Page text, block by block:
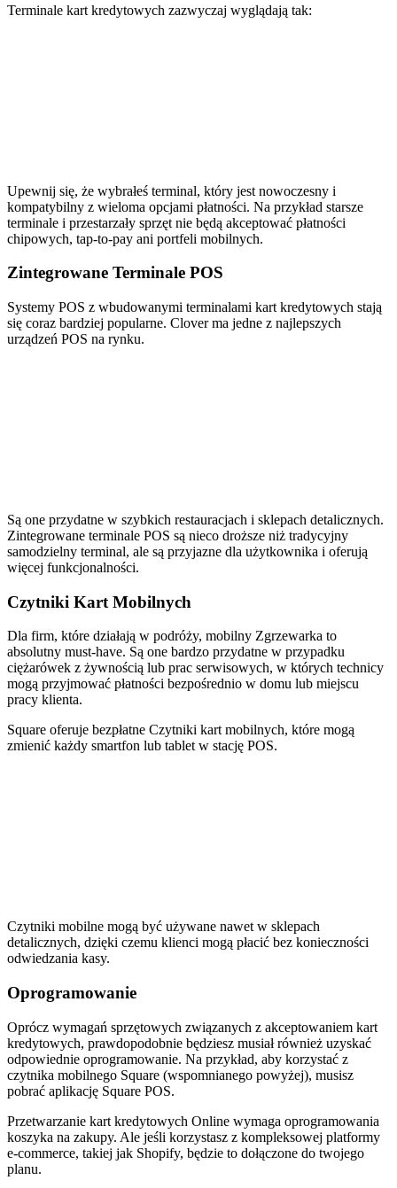
Terminale kart kredytowych zazwyczaj wyglądają tak:
Upewnij się, że wybrałeś terminal, który jest nowoczesny i
kompatybilny z wieloma opcjami płatności. Na przykład starsze
terminale i przestarzały sprzęt nie będą akceptować płatności
chipowych, tap-to-pay ani portfeli mobilnych.
Zintegrowane Terminale POS
Systemy POS z wbudowanymi terminalami kart kredytowych stają
się coraz bardziej popularne. Clover ma jedne z najlepszych
urządzeń POS na rynku.
Są one przydatne w szybkich restauracjach i sklepach detalicznych.
Zintegrowane terminale POS są nieco droższe niż tradycyjny
samodzielny terminal, ale są przyjazne dla użytkownika i oferują
więcej funkcjonalności.
Czytniki Kart Mobilnych
Dla firm, które działają w podróży, mobilny Zgrzewarka to
absolutny must-have. Są one bardzo przydatne w przypadku
ciężarówek z żywnością lub prac serwisowych, w których technicy
mogą przyjmować płatności bezpośrednio w domu lub miejscu
pracy klienta.
Square oferuje bezpłatne Czytniki kart mobilnych, które mogą
zmienić każdy smartfon lub tablet w stację POS.
Czytniki mobilne mogą być używane nawet w sklepach
detalicznych, dzięki czemu klienci mogą płacić bez konieczności
odwiedzania kasy.
Oprogramowanie
Oprócz wymagań sprzętowych związanych z akceptowaniem kart
kredytowych, prawdopodobnie będziesz musiał również uzyskać
odpowiednie oprogramowanie. Na przykład, aby korzystać z
czytnika mobilnego Square (wspomnianego powyżej), musisz
pobrać aplikację Square POS.
Przetwarzanie kart kredytowych Online wymaga oprogramowania
koszyka na zakupy. Ale jeśli korzystasz z kompleksowej platformy
e-commerce, takiej jak Shopify, będzie to dołączone do twojego
planu.